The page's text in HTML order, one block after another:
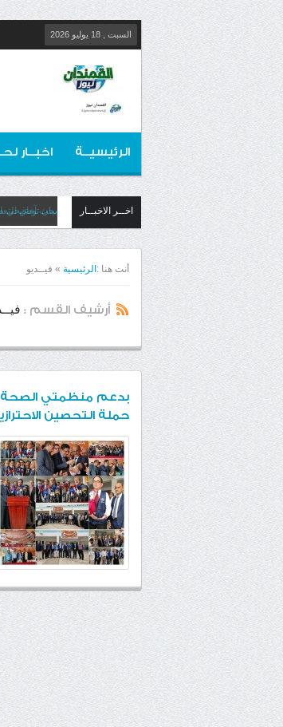
السبت , 18 يوليو 2026
الرئيسيــة اخبــار
اخــر الاخبــار ​بيان توضيحي
أنت هنا : الرئيسية » فيــديو
أرشيف القسم :
بدعم منظمتي الصحة
حملة التحصين